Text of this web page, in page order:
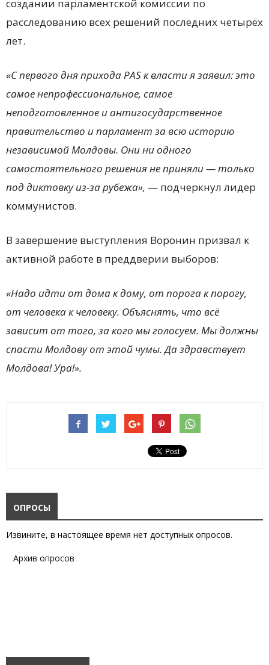
создании парламентской комиссии по
расследованию всех решений последних четырёх
лет.
«С первого дня прихода PAS к власти я заявил: это
самое непрофессиональное, самое
неподготовленное и антигосударственное
правительство и парламент за всю историю
независимой Молдовы. Они ни одного
самостоятельного решения не приняли — только
под диктовку из-за рубежа», — подчеркнул лидер
коммунистов.
В завершение выступления Воронин призвал к
активной работе в преддверии выборов:
«Надо идти от дома к дому, от порога к порогу,
от человека к человеку. Объяснять, что всё
зависит от того, за кого мы голосуем. Мы должны
спасти Молдову от этой чумы. Да здравствует
Молдова! Ура!».
ОПРОСЫ
Извините, в настоящее время нет доступных опросов.
Архив опросов